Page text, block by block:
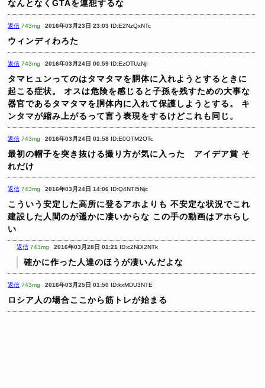
なんとなくGTAを連想するな
返信 743mg 2016年03月23日 23:03 ID:E2NzQxNTc
ウィンディわろた
返信 743mg 2016年03月24日 00:59 ID:EzOTUzNjI
タマヒュンってのはタマタマを胴体に入れようとするときに
起こる症状。
オスは危険を感じると子孫を残すための大事な
器官であるタマタマを胴体内に入れて保護しようとする。
キ
ンタマが縮み上がるって言う表現をするけどこれも同じ。
返信 743mg 2016年03月24日 01:58 ID:E0OTM2OTc
最初の帽子を突き抜ける撮り方が気に入った アイデア賞 そ
れだけ
返信 743mg 2016年03月24日 14:06 ID:Q4NTI5Njc
こういう安定した高所に登るアホよりも 不安定な状況でこれ
建設した人間のが遥かに凄いからな この手の動画はアホらし
い
返信 743mg 2016年03月28日 01:21 ID:c2NDI2NTk
確かに作った人達のほうが凄いんだよな
返信 743mg 2016年03月25日 01:50 ID:kxMDU3NTE
ロシア人の場合ここから筋トレが始まる